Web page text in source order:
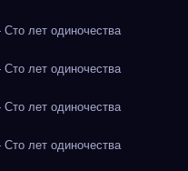
лет одиночества
лет одиночества
лет одиночества
лет одиночества